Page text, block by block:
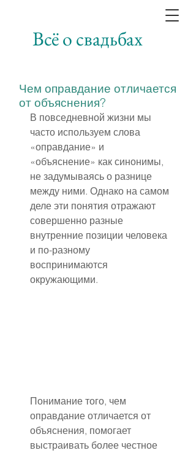
Всё о свадьбах
Чем оправдание отличается
от объяснения?
В повседневной жизни мы
часто используем слова
«оправдание» и
«объяснение» как синонимы,
не задумываясь о разнице
между ними. Однако на самом
деле эти понятия отражают
совершенно разные
внутренние позиции человека
и по-разному
воспринимаются
окружающими.
Понимание того, чем
оправдание отличается от
объяснения, помогает
выстраивать более честное